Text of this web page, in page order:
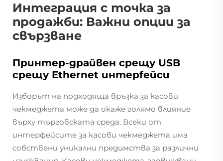
Интеграция с точка за
продажби: Важни опции за
свързване
Принтер-драйвен срещу USB
срещу Ethernet интерfeйси
Изборът на подходяща връзка за касови
чекмеджета може да окаже голямо влияние
върху търговската среда. Всеки от
интерфейсите за касови чекмеджета има
собствени уникални предимства за различни